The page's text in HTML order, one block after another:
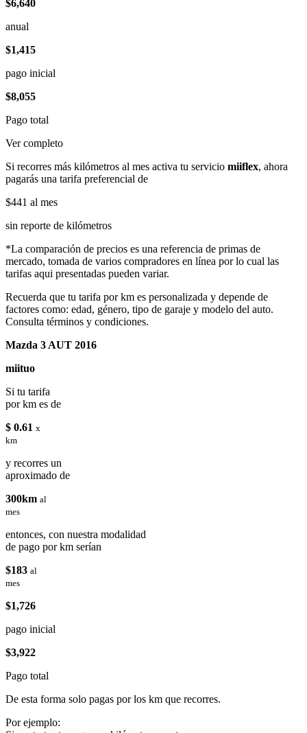
$6,640
anual
$1,415
pago inicial
$8,055
Pago total
Ver completo
Si recorres más kilómetros al mes activa tu servicio miiflex, ahora
pagarás una tarifa preferencial de
$441 al mes
sin reporte de kilómetros
*La comparación de precios es una referencia de primas de
mercado, tomada de varios compradores en línea por lo cual las
tarifas aqui presentadas pueden variar.
Recuerda que tu tarifa por km es personalizada y depende de
factores como: edad, género, tipo de garaje y modelo del auto.
Consulta términos y condiciones.
Mazda 3 AUT 2016
miituo
Si tu tarifa
por km es de
$ 0.61 x
km
y recorres un
aproximado de
300km al
mes
entonces, con nuestra modalidad
de pago por km serían
$183 al
mes
$1,726
pago inicial
$3,922
Pago total
De esta forma solo pagas por los km que recorres.
Por ejemplo: